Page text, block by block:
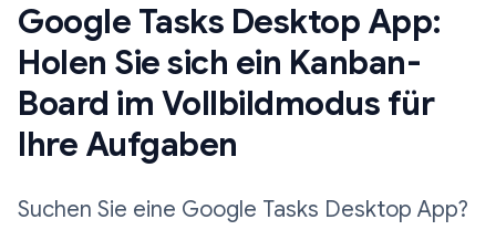
Google Tasks Desktop App:
Holen Sie sich ein Kanban-
Board im Vollbildmodus für
Ihre Aufgaben
Suchen Sie eine Google Tasks Desktop App?